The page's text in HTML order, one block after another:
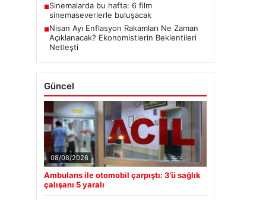
■Sinemalarda bu hafta: 6 film
sinemaseverlerle buluşacak
■Nisan Ayı Enflasyon Rakamları Ne Zaman
Açıklanacak? Ekonomistlerin Beklentileri
Netleşti
Güncel
08/08/2026
Ambulans ile otomobil çarpıştı: 3’ü sağlık
çalışanı 5 yaralı